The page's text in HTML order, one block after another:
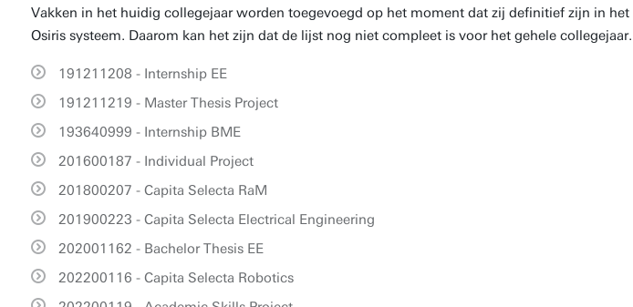
Vakken in het huidig collegejaar worden toegevoegd op het moment dat zij definitief zijn in het
Osiris systeem. Daarom kan het zijn dat de lijst nog niet compleet is voor het gehele collegejaar.
191211208 - Internship EE
191211219 - Master Thesis Project
193640999 - Internship BME
201600187 - Individual Project
201800207 - Capita Selecta RaM
201900223 - Capita Selecta Electrical Engineering
202001162 - Bachelor Thesis EE
202200116 - Capita Selecta Robotics